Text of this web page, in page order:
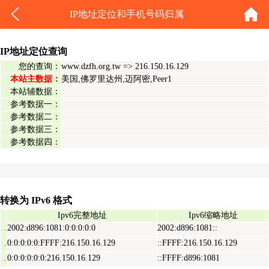
IP地址定位和手机号码归属
IP地址定位查询
您的查询： www.dzfh.org.tw => 216.150.16.129
本站主数据： 美国,佛罗里达州,迈阿密,Peer1
本站辅数据：
参考数据一：
参考数据二：
参考数据三：
参考数据四：
转换为 IPv6 格式
Ipv6完整地址 Ipv6缩略地址
2002:d896:1081:0:0:0:0:0 2002:d896:1081::
0:0:0:0:0:FFFF:216.150.16.129 ::FFFF:216.150.16.129
0:0:0:0:0:0:216.150.16.129 ::FFFF:d896:1081